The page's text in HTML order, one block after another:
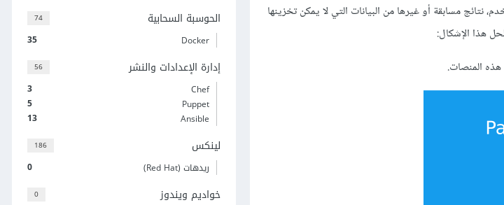
نتائج مسابقة أو غيرها من البيانات التي لا يمكن تخزينها
74 الحوسبة السحابية
35 Docker
56 إدارة الإعدادات والنشر
3
Chef
5
Puppet
13
Ansible
186 لينكس
0 ريدهات (Red Hat)
0 خواديم ويندوز